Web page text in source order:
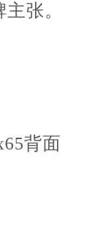
张。
背面